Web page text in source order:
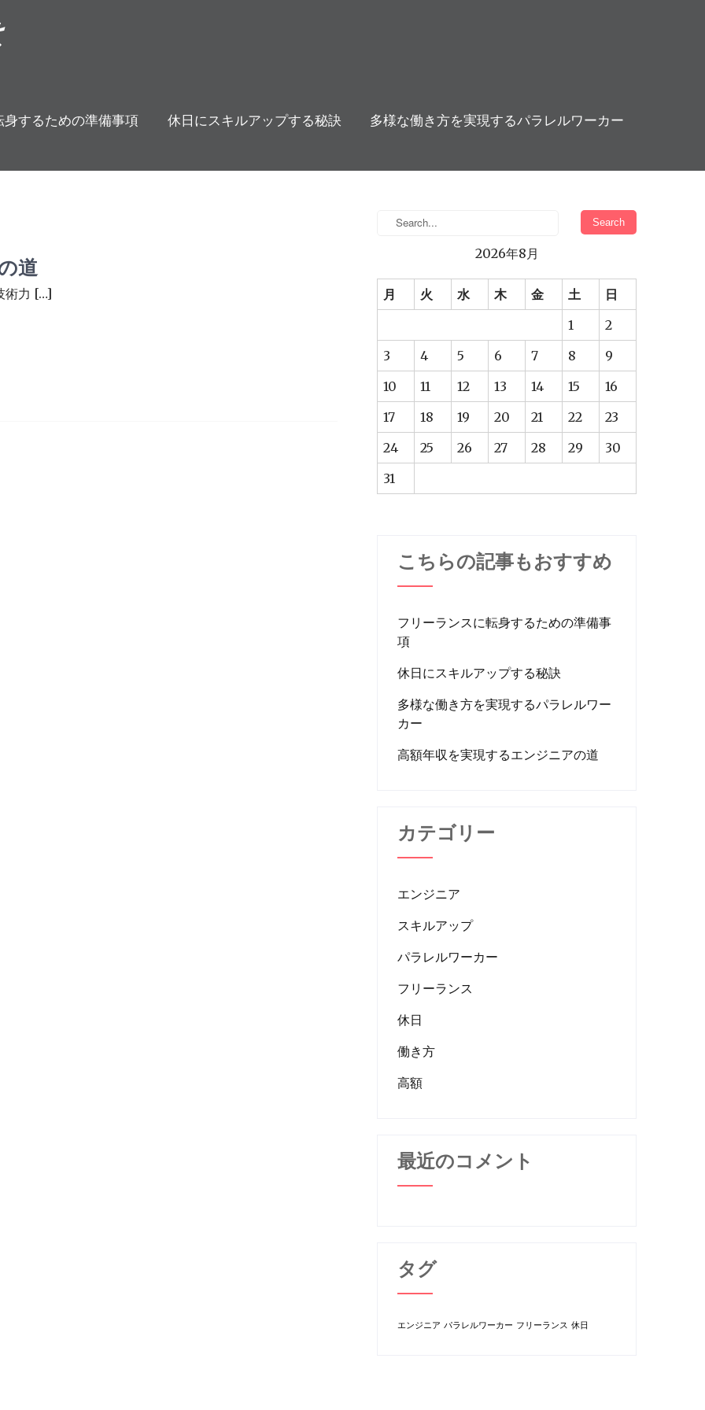
身するための準備事項 休日にスキルアップする秘訣 多様な働き方を実現するパラレルワーカー
道
術力 […]
2026年8月
月 火 水 木 金 土
日
1
2
3
4 5 6 7 8
9
10
11 12 13 14 15
16
17
18 19 20 21 22
23
24
25 26 27 28 29
30
31
こちらの記事もおすすめ
フリーランスに転身するための準備事
項
休日にスキルアップする秘訣
多様な働き方を実現するパラレルワー
カー
高額年収を実現するエンジニアの道
カテゴリー
エンジニア
スキルアップ
パラレルワーカー
フリーランス
休日
働き方
高額
最近のコメント
タグ
エンジニア パラレルワーカー フリーランス 休日